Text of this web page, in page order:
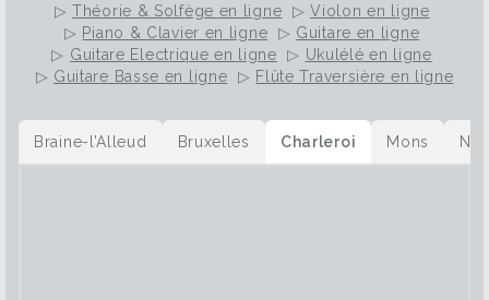
▷Théorie & Solfège en ligne ▷Violon en ligne
▷ Piano & Clavier en ligne ▷ Guitare en ligne
▷ Guitare Electrique en ligne ▷ Ukulélé en ligne
▷ Guitare Basse en ligne ▷ Flûte Traversière en ligne
Braine-l’Alleud Bruxelles Charleroi Mons